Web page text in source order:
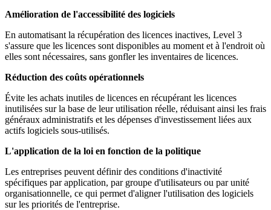
Amélioration de l'accessibilité des logiciels
En automatisant la récupération des licences inactives, Level 3
s'assure que les licences sont disponibles au moment et à l'endroit où
elles sont nécessaires, sans gonfler les inventaires de licences.
Réduction des coûts opérationnels
Évite les achats inutiles de licences en récupérant les licences
inutilisées sur la base de leur utilisation réelle, réduisant ainsi les frais
généraux administratifs et les dépenses d'investissement liées aux
actifs logiciels sous-utilisés.
L'application de la loi en fonction de la politique
Les entreprises peuvent définir des conditions d'inactivité
spécifiques par application, par groupe d'utilisateurs ou par unité
organisationnelle, ce qui permet d'aligner l'utilisation des logiciels
sur les priorités de l'entreprise.